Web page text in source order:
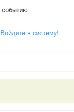
событию
Войдите в систему!